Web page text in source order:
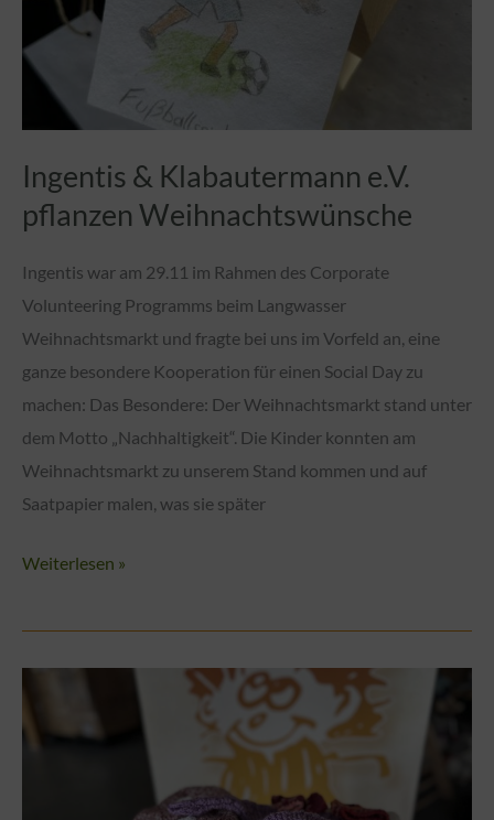
Ingentis & Klabautermann e.V.
pflanzen Weihnachtswünsche
Ingentis war am 29.11 im Rahmen des Corporate
Volunteering Programms beim Langwasser
Weihnachtsmarkt und fragte bei uns im Vorfeld an, eine
ganze besondere Kooperation für einen Social Day zu
machen: Das Besondere: Der Weihnachtsmarkt stand unter
dem Motto „Nachhaltigkeit“. Die Kinder konnten am
Weihnachtsmarkt zu unserem Stand kommen und auf
Saatpapier malen, was sie später
Ingentis
Klabautermann
Weihnachtswünsche
Weiterlesen »